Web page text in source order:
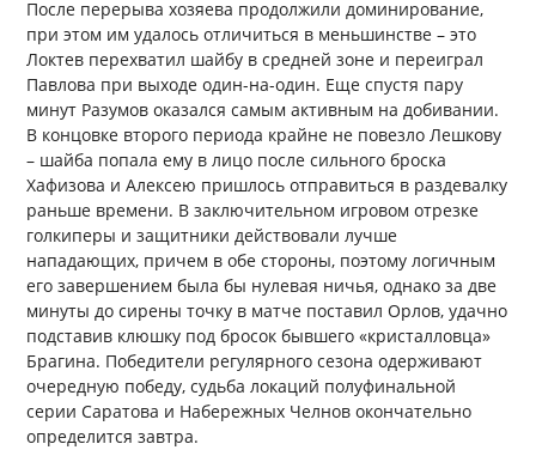
После перерыва хозяева продолжили доминирование,
при этом им удалось отличиться в меньшинстве – это
Локтев перехватил шайбу в средней зоне и переиграл
Павлова при выходе один-на-один. Еще спустя пару
минут Разумов оказался самым активным на добивании.
В концовке второго периода крайне не повезло Лешкову
– шайба попала ему в лицо после сильного броска
Хафизова и Алексею пришлось отправиться в раздевалку
раньше времени. В заключительном игровом отрезке
голкиперы и защитники действовали лучше
нападающих, причем в обе стороны, поэтому логичным
его завершением была бы нулевая ничья, однако за две
минуты до сирены точку в матче поставил Орлов, удачно
подставив клюшку под бросок бывшего «кристалловца»
Брагина. Победители регулярного сезона одерживают
очередную победу, судьба локаций полуфинальной
серии Саратова и Набережных Челнов окончательно
определится завтра.